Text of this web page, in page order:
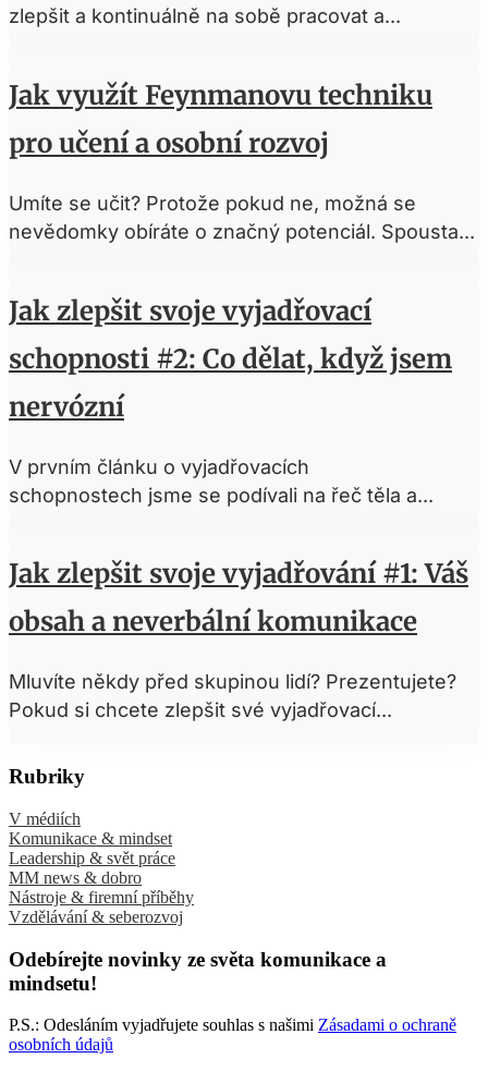
zlepšit a kontinuálně na sobě pracovat a...
Jak využít Feynmanovu techniku
pro učení a osobní rozvoj
Umíte se učit? Protože pokud ne, možná se
nevědomky obíráte o značný potenciál. Spousta...
Jak zlepšit svoje vyjadřovací
schopnosti #2: Co dělat, když jsem
nervózní
V prvním článku o vyjadřovacích
schopnostech jsme se podívali na řeč těla a...
Jak zlepšit svoje vyjadřování #1: Váš
obsah a neverbální komunikace
Mluvíte někdy před skupinou lidí? Prezentujete?
Pokud si chcete zlepšit své vyjadřovací...
Rubriky
V médiích
Komunikace & mindset
Leadership & svět práce
MM news & dobro
Nástroje & firemní příběhy
Vzdělávání & seberozvoj
Odebírejte novinky ze světa komunikace a
mindsetu!
P.S.: Odesláním vyjadřujete souhlas s našimi Zásadami o ochraně
osobních údajů